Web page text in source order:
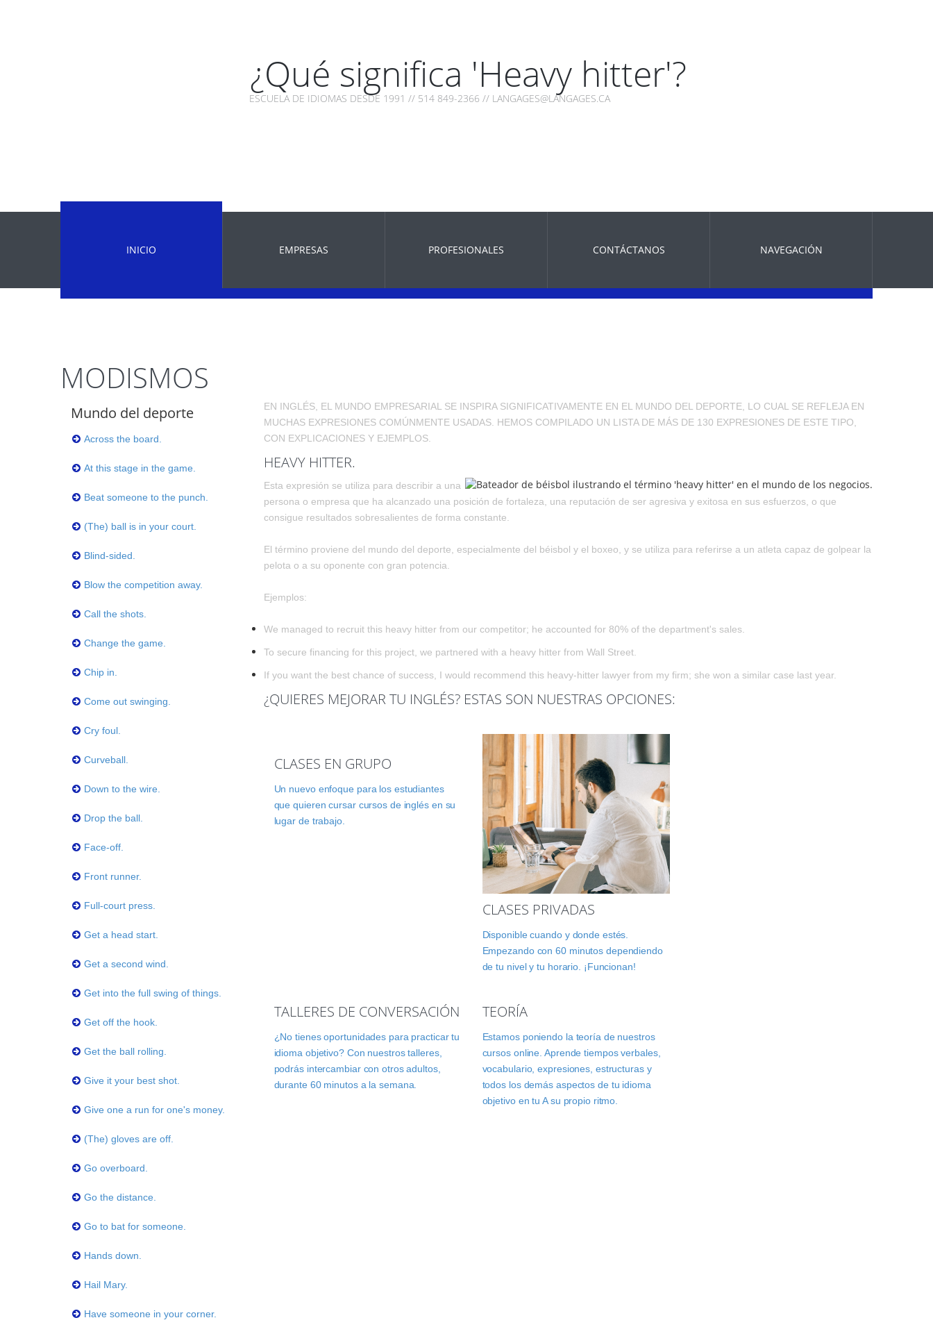
¿Qué significa 'Heavy hitter'?
ESCUELA DE IDIOMAS DESDE 1991 // 514 849-2366 // LANGAGES@LANGAGES.CA
INICIO EMPRESAS PROFESIONALES CONTÁCTANOS NAVEGACIÓN
MODISMOS
Mundo del deporte
Across the board.
At this stage in the game.
Beat someone to the punch.
(The) ball is in your court.
Blind-sided.
Blow the competition away.
Call the shots.
Change the game.
Chip in.
Come out swinging.
Cry foul.
Curveball.
Down to the wire.
Drop the ball.
Face-off.
Front runner.
Full-court press.
Get a head start.
Get a second wind.
Get into the full swing of things.
Get off the hook.
Get the ball rolling.
Give it your best shot.
Give one a run for one's money.
(The) gloves are off.
Go overboard.
Go the distance.
Go to bat for someone.
Hands down.
Hail Mary.
Have someone in your corner.
EN INGLÉS, EL MUNDO EMPRESARIAL SE INSPIRA SIGNIFICATIVAMENTE EN EL MUNDO DEL DEPORTE, LO CUAL SE REFLEJA EN
MUCHAS EXPRESIONES COMÚNMENTE USADAS. HEMOS COMPILADO UN LISTA DE MÁS DE 130 EXPRESIONES DE ESTE TIPO,
CON EXPLICACIONES Y EJEMPLOS.
HEAVY HITTER.
Esta expresión se utiliza para describir a una
persona o empresa que ha alcanzado una posición de fortaleza, una reputación de ser agresiva y exitosa en sus esfuerzos, o que
consigue resultados sobresalientes de forma constante.
El término proviene del mundo del deporte, especialmente del béisbol y el boxeo, y se utiliza para referirse a un atleta capaz de golpear la
pelota o a su oponente con gran potencia.
Ejemplos:
We managed to recruit this heavy hitter from our competitor; he accounted for 80% of the department's sales.
To secure financing for this project, we partnered with a heavy hitter from Wall Street.
If you want the best chance of success, I would recommend this heavy-hitter lawyer from my firm; she won a similar case last year.
¿QUIERES MEJORAR TU INGLÉS? ESTAS SON NUESTRAS OPCIONES:
CLASES EN GRUPO
Un nuevo enfoque para los estudiantes
que quieren cursar cursos de inglés en su
lugar de trabajo.
CLASES PRIVADAS
Disponible cuando y donde estés.
Empezando con 60 minutos dependiendo
de tu nivel y tu horario. ¡Funcionan!
TALLERES DE CONVERSACIÓN
¿No tienes oportunidades para practicar tu
idioma objetivo? Con nuestros talleres,
podrás intercambiar con otros adultos,
durante 60 minutos a la semana.
TEORÍA
Estamos poniendo la teoría de nuestros
cursos online. Aprende tiempos verbales,
vocabulario, expresiones, estructuras y
todos los demás aspectos de tu idioma
objetivo en tu A su propio ritmo.